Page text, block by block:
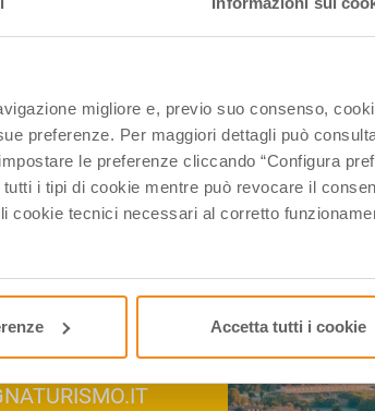
migliore e, previo suo consenso,
preferenze. Per maggiori dettagli può
le preferenze cliccando “Configura
i tipi di cookie mentre può revocare il
cookie tecnici necessari al corretto
Accetta tutti i cookie
selezionati ed eventi in arrivo.
Romagna!